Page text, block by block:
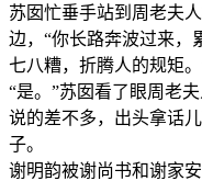
苏囡忙垂手站到周老夫
边，“你长路奔波过来，
七八糟，折腾人的规矩
“是。”苏囡看了眼周老
说的差不多，出头拿话
子。
谢明韵被谢尚书和谢家